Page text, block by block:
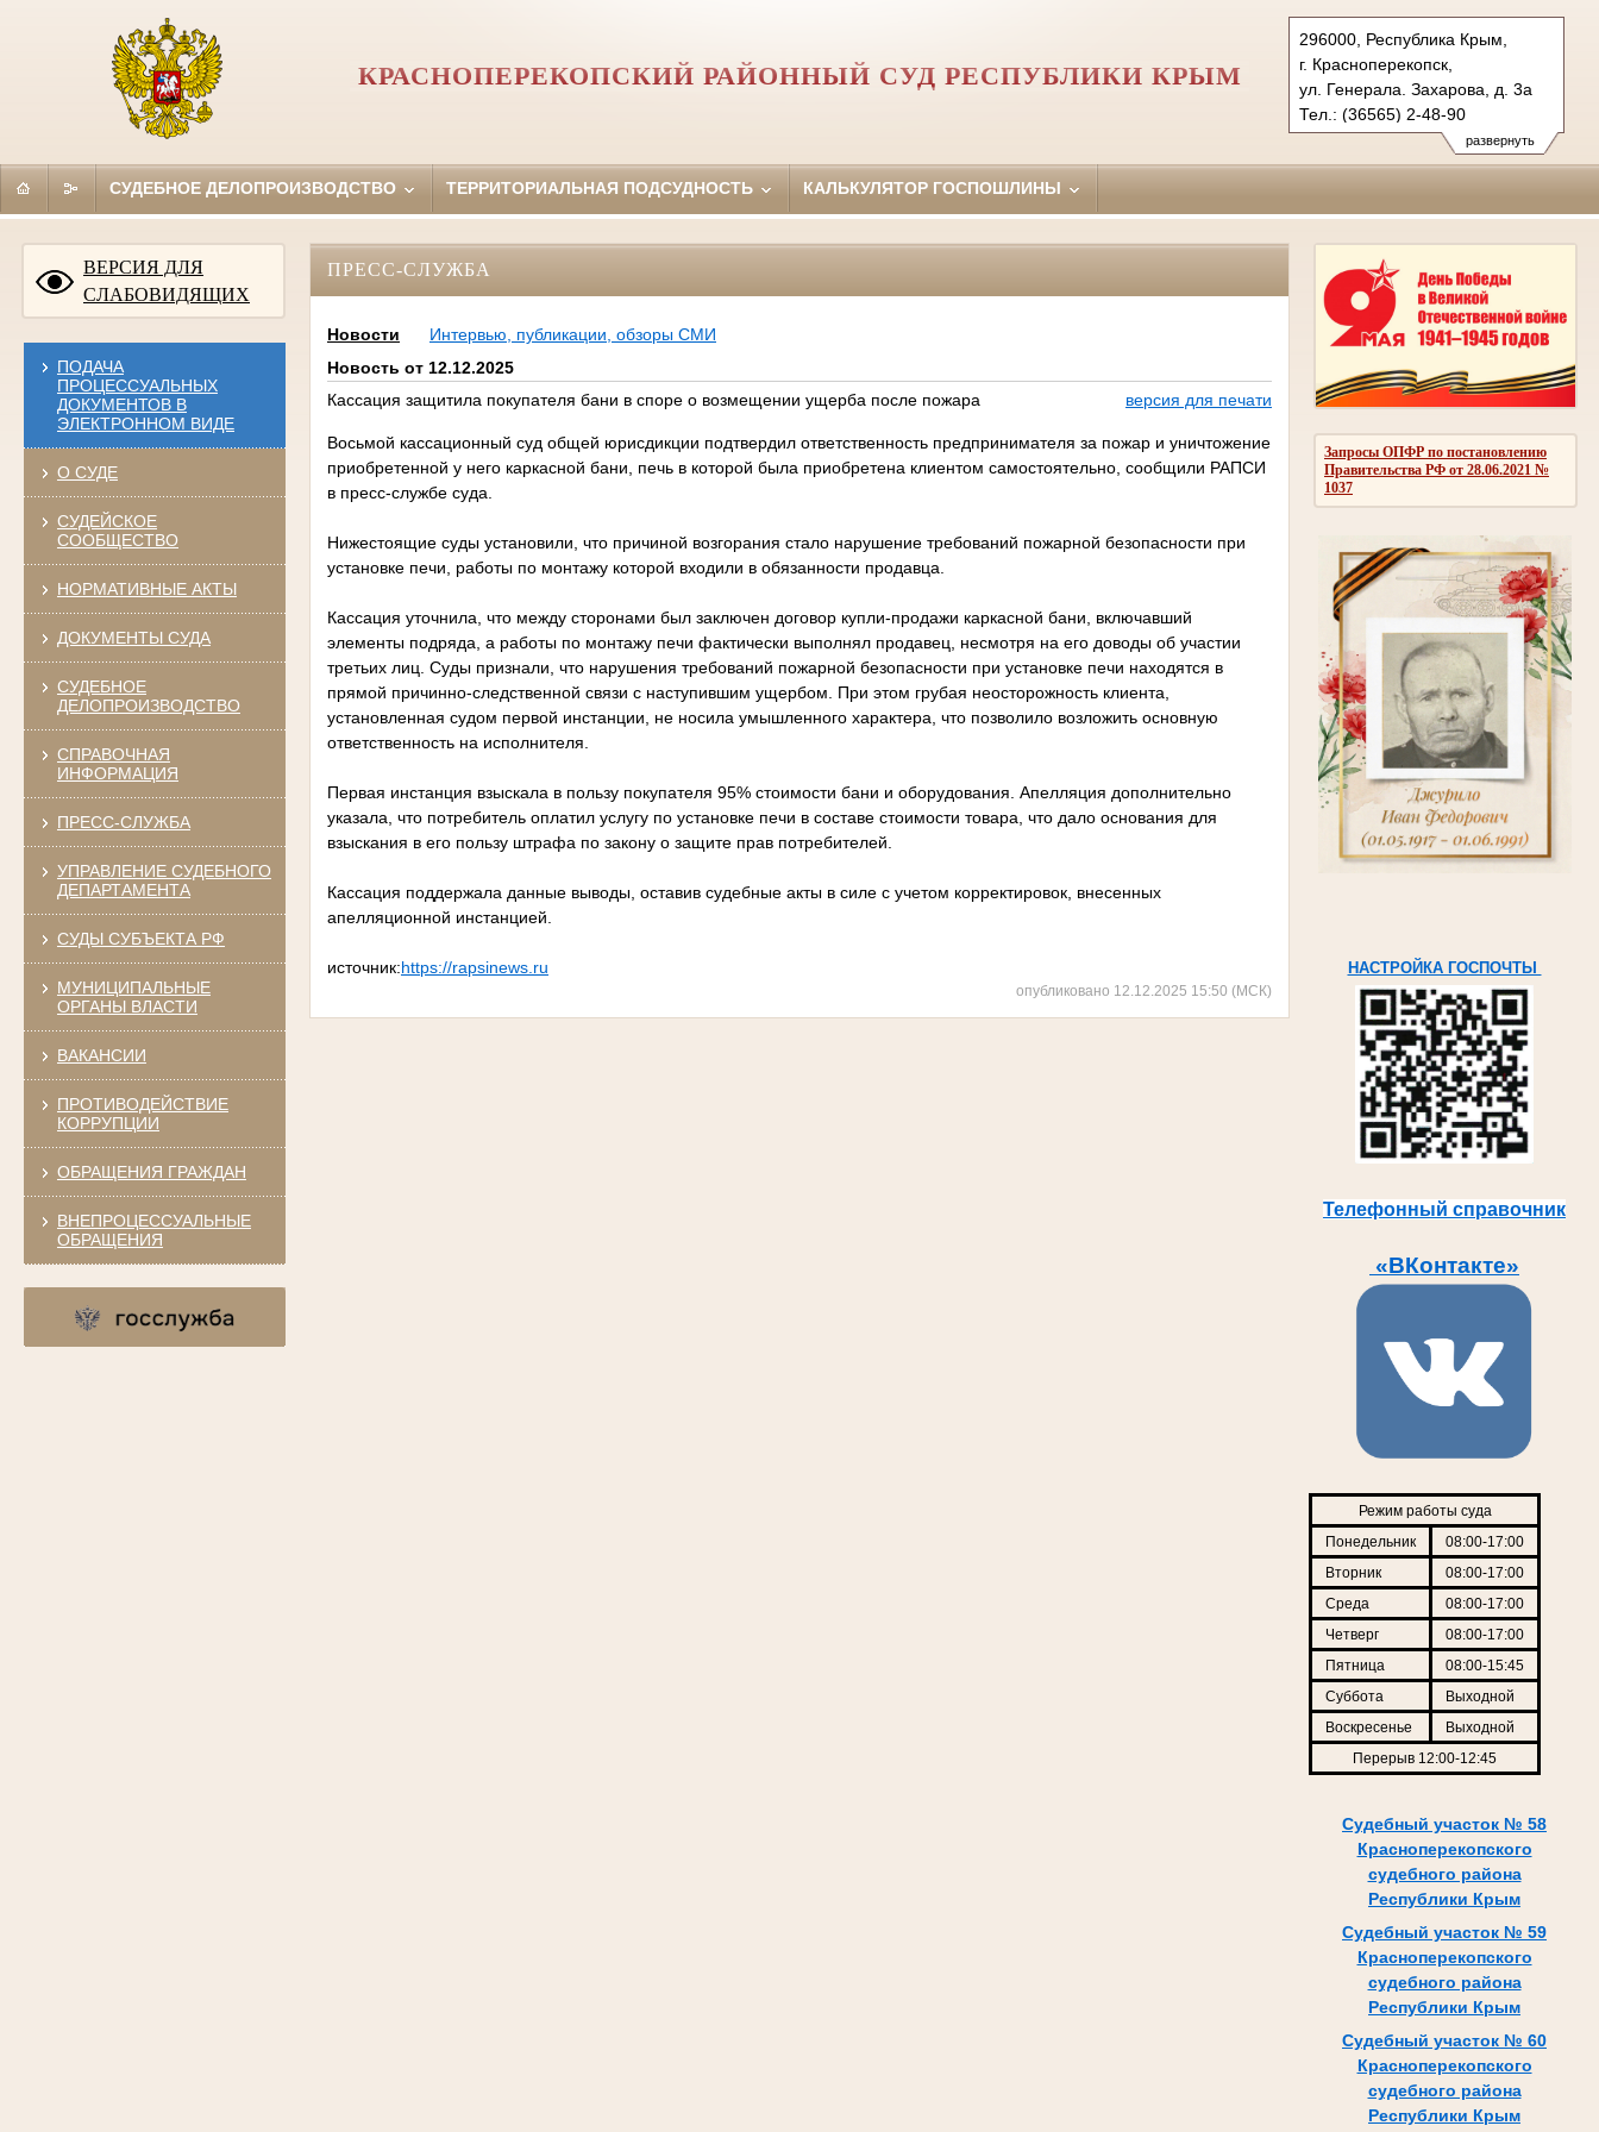
развернуть
296000, Республика Крым,
г. Красноперекопск,
ул. Генерала. Захарова, д. 3а
Тел.: (36565) 2-48-90
krasnoperekopskiy.krm@sudrf.ru
КРАСНОПЕРЕКОПСКИЙ РАЙОННЫЙ СУД РЕСПУБЛИКИ КРЫМ
СУДЕБНОЕ ДЕЛОПРОИЗВОДСТВО ТЕРРИТОРИАЛЬНАЯ ПОДСУДНОСТЬ КАЛЬКУЛЯТОР ГОСПОШЛИНЫ
ВЕРСИЯ ДЛЯ
СЛАБОВИДЯЩИХ
ПОДАЧА
ПРОЦЕССУАЛЬНЫХ
ДОКУМЕНТОВ В
ЭЛЕКТРОННОМ ВИДЕ
О СУДЕ
СУДЕЙСКОЕ
СООБЩЕСТВО
НОРМАТИВНЫЕ АКТЫ
ДОКУМЕНТЫ СУДА
СУДЕБНОЕ
ДЕЛОПРОИЗВОДСТВО
СПРАВОЧНАЯ
ИНФОРМАЦИЯ
ПРЕСС-СЛУЖБА
УПРАВЛЕНИЕ СУДЕБНОГО
ДЕПАРТАМЕНТА
СУДЫ СУБЪЕКТА РФ
МУНИЦИПАЛЬНЫЕ
ОРГАНЫ ВЛАСТИ
ВАКАНСИИ
ПРОТИВОДЕЙСТВИЕ
КОРРУПЦИИ
ОБРАЩЕНИЯ ГРАЖДАН
ВНЕПРОЦЕССУАЛЬНЫЕ
ОБРАЩЕНИЯ
Запросы ОПФР по постановлению
Правительства РФ от 28.06.2021 №
1037
НАСТРОЙКА ГОСПОЧТЫ
Телефонный справочник
«ВКонтакте»
Режим работы суда
Понедельник
08:00-17:00
Вторник
08:00-17:00
Среда
08:00-17:00
Четверг
08:00-17:00
Пятница
08:00-15:45
Суббота
Выходной
Воскресенье
Выходной
Перерыв 12:00-12:45
Судебный участок № 58
Красноперекопского
судебного района
Республики Крым
Судебный участок № 59
Красноперекопского
судебного района
Республики Крым
Судебный участок № 60
Красноперекопского
судебного района
Республики Крым
ПРЕСС-СЛУЖБА
Новости
Интервью, публикации, обзоры СМИ
Новость от 12.12.2025
Кассация защитила покупателя бани в споре о возмещении ущерба после пожара
версия для печати
Восьмой кассационный суд общей юрисдикции подтвердил ответственность предпринимателя за пожар и уничтожение
приобретенной у него каркасной бани, печь в которой была приобретена клиентом самостоятельно, сообщили РАПСИ
в пресс-службе суда.
Нижестоящие суды установили, что причиной возгорания стало нарушение требований пожарной безопасности при
установке печи, работы по монтажу которой входили в обязанности продавца.
Кассация уточнила, что между сторонами был заключен договор купли-продажи каркасной бани, включавший
элементы подряда, а работы по монтажу печи фактически выполнял продавец, несмотря на его доводы об участии
третьих лиц. Суды признали, что нарушения требований пожарной безопасности при установке печи находятся в
прямой причинно-следственной связи с наступившим ущербом. При этом грубая неосторожность клиента,
установленная судом первой инстанции, не носила умышленного характера, что позволило возложить основную
ответственность на исполнителя.
Первая инстанция взыскала в пользу покупателя 95% стоимости бани и оборудования. Апелляция дополнительно
указала, что потребитель оплатил услугу по установке печи в составе стоимости товара, что дало основания для
взыскания в его пользу штрафа по закону о защите прав потребителей.
Кассация поддержала данные выводы, оставив судебные акты в силе с учетом корректировок, внесенных
апелляционной инстанцией.
источник:https://rapsinews.ru
опубликовано 12.12.2025 15:50 (МСК)